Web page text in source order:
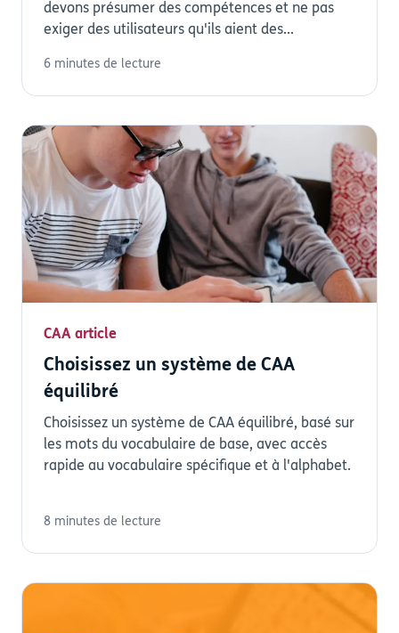
devons présumer des compétences et ne pas
exiger des utilisateurs qu'ils aient des...
6 minutes de lecture
CAA article
Choisissez un système de CAA
équilibré
Choisissez un système de CAA équilibré, basé sur
les mots du vocabulaire de base, avec accès
rapide au vocabulaire spécifique et à l'alphabet.
8 minutes de lecture